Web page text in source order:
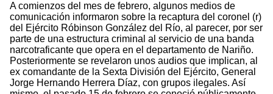
A comienzos del mes de febrero, algunos medios de
comunicación informaron sobre la recaptura del coronel (r)
del Ejército Róbinson González del Río, al parecer, por ser
parte de una estructura criminal al servicio de una banda
narcotraficante que opera en el departamento de Nariño.
Posteriormente se revelaron unos audios que implican, al
ex comandante de la Sexta División del Ejército, General
Jorge Hernando Herrera Díaz, con grupos ilegales. Así